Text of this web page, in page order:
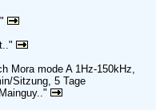
Mora mode A 1Hz-150kHz,
Sitzung, 5 Tage